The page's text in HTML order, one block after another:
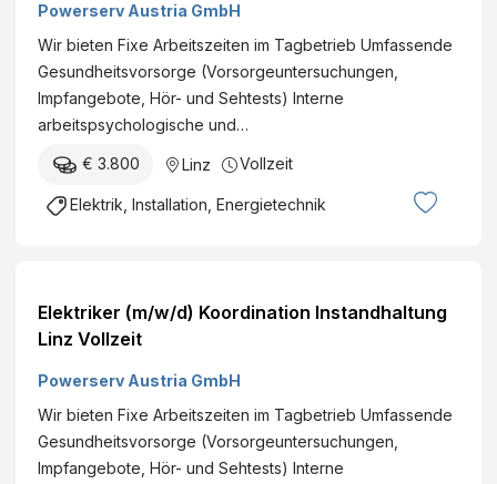
Powerserv Austria GmbH
Wir bieten Fixe Arbeitszeiten im Tagbetrieb Umfassende
Gesundheitsvorsorge (Vorsorgeuntersuchungen,
Impfangebote, Hör- und Sehtests) Interne
arbeitspsychologische und…
€ 3.800 Linz Vollzeit
Elektrik, Installation, Energietechnik
Elektriker (m/w/d) Koordination Instandhaltung
Linz Vollzeit
Powerserv Austria GmbH
Wir bieten Fixe Arbeitszeiten im Tagbetrieb Umfassende
Gesundheitsvorsorge (Vorsorgeuntersuchungen,
Impfangebote, Hör- und Sehtests) Interne